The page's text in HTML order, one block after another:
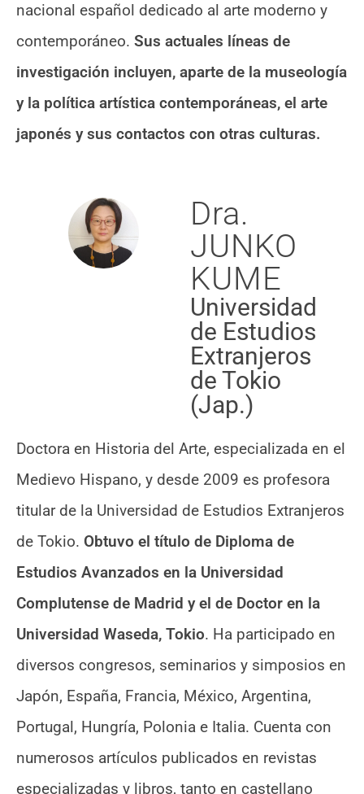
nacional español dedicado al arte moderno y
contemporáneo. Sus actuales líneas de
investigación incluyen, aparte de la museología
y la política artística contemporáneas, el arte
japonés y sus contactos con otras culturas.
Dra.
JUNKO
KUME
Universidad
de Estudios
Extranjeros
de Tokio
(Jap.)
Doctora en Historia del Arte, especializada en el
Medievo Hispano, y desde 2009 es profesora
titular de la Universidad de Estudios Extranjeros
de Tokio. Obtuvo el título de Diploma de
Estudios Avanzados en la Universidad
Complutense de Madrid y el de Doctor en la
Universidad Waseda, Tokio. Ha participado en
diversos congresos, seminarios y simposios en
Japón, España, Francia, México, Argentina,
Portugal, Hungría, Polonia e Italia. Cuenta con
numerosos artículos publicados en revistas
especializadas y libros, tanto en castellano